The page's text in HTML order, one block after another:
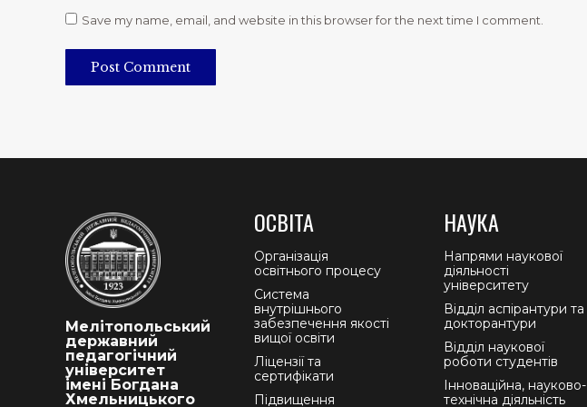
Save my name, email, and website in this browser for the next time I comment.
Post Comment
Мелітопольський
державний
педагогічний
університет
імені Богдана
Хмельницького
ОСВІТА
Організація
освітнього процесу
Система
внутрішнього
забезпечення якості
вищої освіти
Ліцензії та
сертифікати
Підвищення
НАУКА
Напрями наукової
діяльності
університету
Відділ аспірантури та
докторантури
Відділ наукової
роботи студентів
Інноваційна, науково-
технічна діяльність